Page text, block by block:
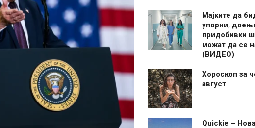
Мајките да
упорни,
придобивки
можат да се
(ВИДЕО)
Хороскоп за
август
Quickie –